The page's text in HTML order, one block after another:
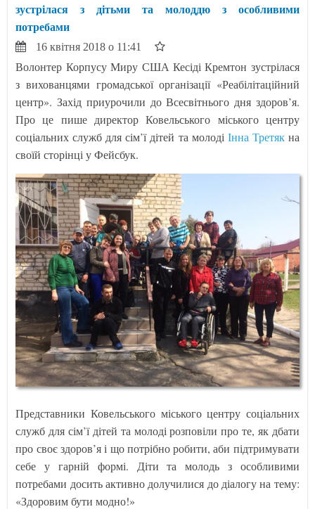
зустрілася з дітьми та молоддю з особливими
потребами
16 квітня 2018 о 11:41
Волонтер Корпусу Миру США Кесіді Кремтон зустрілася
з вихованцями громадської організації «Реабілітаційний
центр». Захід приурочили до Всесвітнього дня здоров’я.
Про це пише директор Ковельського міського центру
соціальних служб для сім’ї дітей та молоді Інна Третякна
своїй сторінці у Фейсбук.
Представники Ковельського міського центру соціальних
служб для сім’ї дітей та молоді розповіли про те, як дбати
про своє здоров’я і що потрібно робити, аби підтримувати
себе у гарній формі. Діти та молодь з особливими
потребами досить активно долучилися до діалогу на тему:
«Здоровим бути модно!»